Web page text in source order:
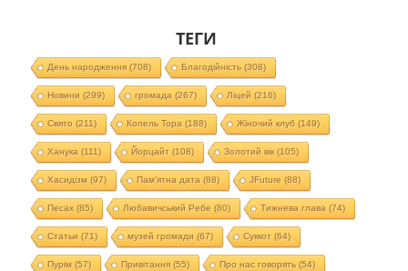
ТЕГИ
День народження(708) Благодійність (308)
Новини (299) громада (267) Ліцей (216)
Свято (211) Колель Тора (188) Жіночий клуб (149)
Ханука (111) Йорцайт (108) Золотий вік(105)
Хасидізм (97) Пам'ятна дата (88) JFuture (88)
Песах(85) Любавичський Ребе (80) Тижнева глава (74)
Статьи (71) музей громади (67) Суккот (64)
Пурім (57) Привітання(55) Про нас говорять (54)